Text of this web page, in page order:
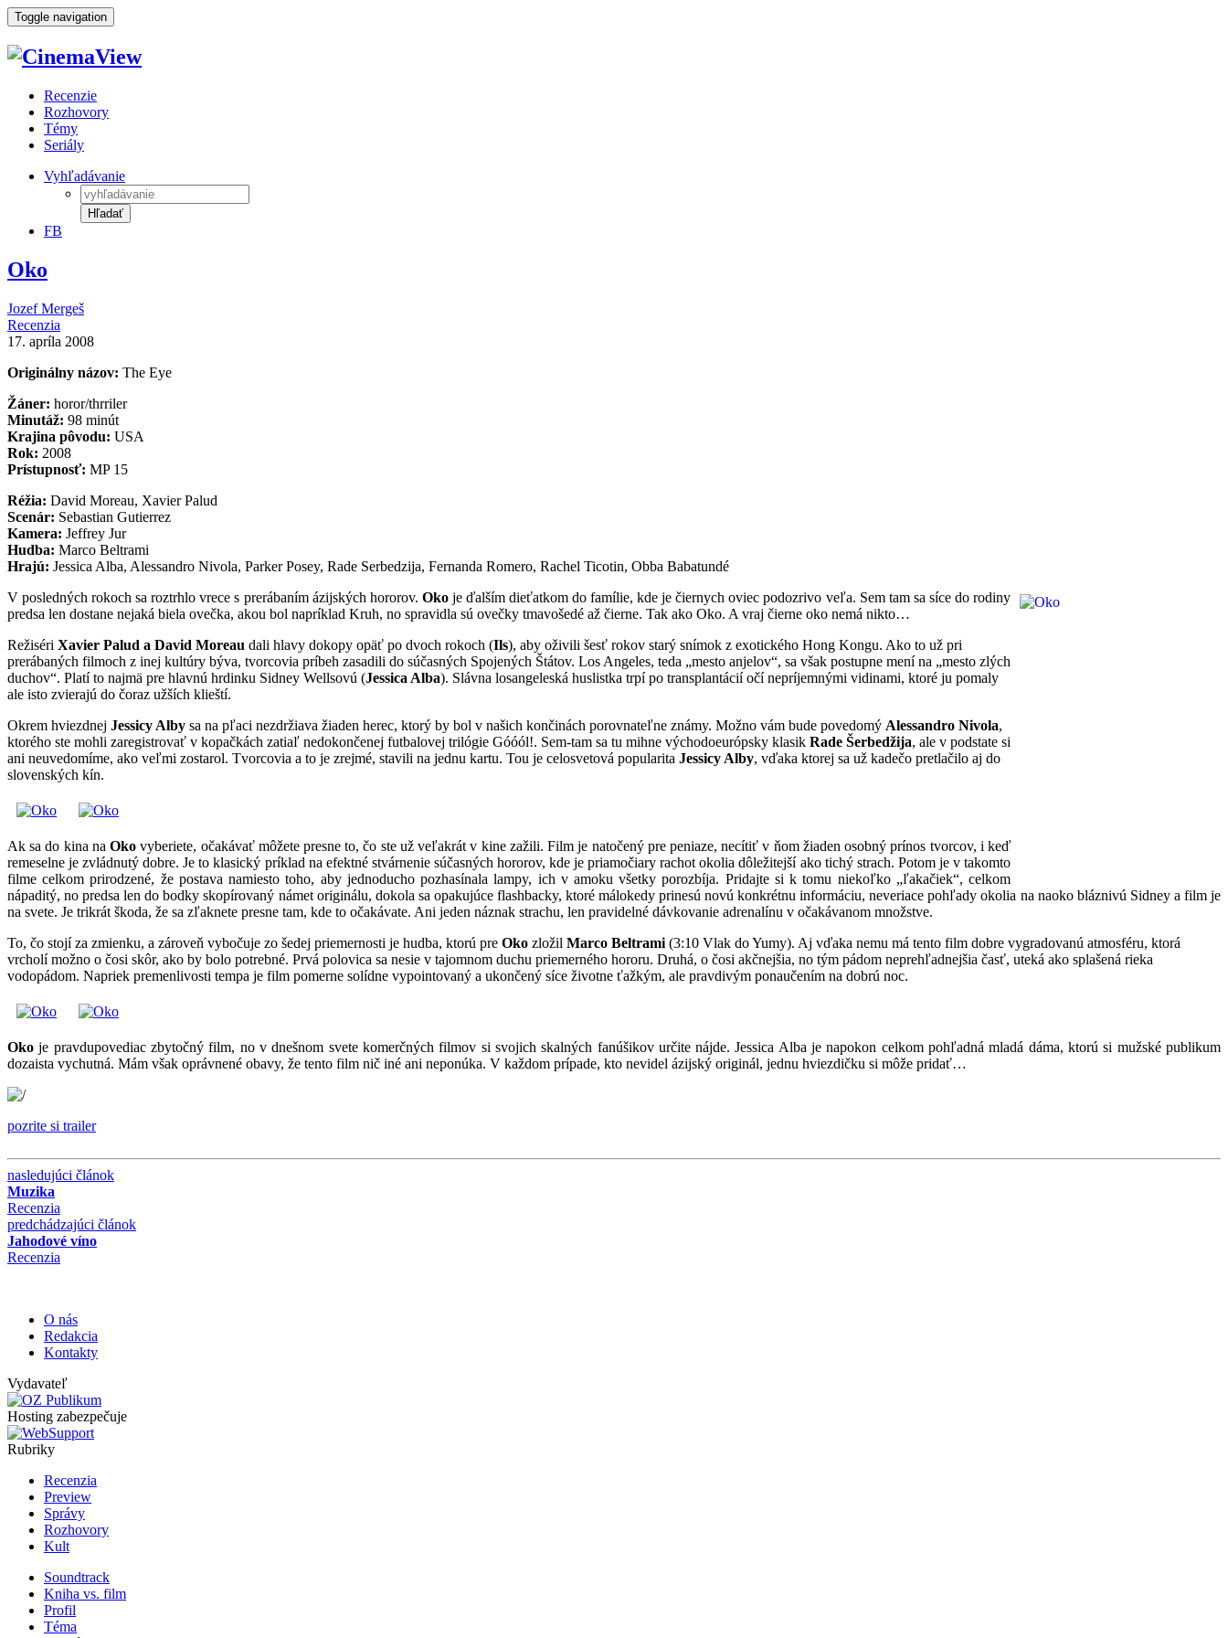
Toggle navigation
Recenzie
Rozhovory
Témy
Seriály
Vyhľadávanie
Hľadať
FB
Oko
Jozef Mergeš
Recenzia
17. apríla 2008
Originálny názov: The Eye
Žáner: horor/thrriler
Minutáž: 98 minút
Krajina pôvodu: USA
Rok: 2008
Prístupnosť: MP 15
Réžia: David Moreau, Xavier Palud
Scenár: Sebastian Gutierrez
Kamera: Jeffrey Jur
Hudba: Marco Beltrami
Hrajú: Jessica Alba, Alessandro Nivola, Parker Posey, Rade Serbedzija, Fernanda Romero, Rachel Ticotin, Obba Babatundé
V posledných rokoch sa roztrhlo vrece s prerábaním ázijských hororov. Okoje ďalším dieťatkom do famílie, kde je čiernych oviec podozrivo veľa. Sem tam sa síce do rodiny
predsa len dostane nejaká biela ovečka, akou bol napríklad Kruh, no spravidla sú ovečky tmavošedé až čierne. Tak ako Oko. A vraj čierne oko nemá nikto…
Režiséri Xavier Palud a David Moreau dali hlavy dokopy opäť po dvoch rokoch (Ils), aby oživili šesť rokov starý snímok z exotického Hong Kongu. Ako to už pri
prerábaných filmoch z inej kultúry býva, tvorcovia príbeh zasadili do súčasných Spojených Štátov. Los Angeles, teda „mesto anjelov“, sa však postupne mení na „mesto zlých
duchov“. Platí to najmä pre hlavnú hrdinku Sidney Wellsovú (Jessica Alba). Slávna losangeleská huslistka trpí po transplantácií očí nepríjemnými vidinami, ktoré ju pomaly
ale isto zvierajú do čoraz užších klieští.
Okrem hviezdnej Jessicy Alby sa na pľaci nezdržiava žiaden herec, ktorý by bol v našich končinách porovnateľne známy. Možno vám bude povedomý Alessandro Nivola,
ktorého ste mohli zaregistrovať v kopačkách zatiaľ nedokončenej futbalovej trilógie Góóól!. Sem-tam sa tu mihne východoeurópsky klasik Rade Šerbedžija, ale v podstate si
ani neuvedomíme, ako veľmi zostarol. Tvorcovia a to je zrejmé, stavili na jednu kartu. Tou je celosvetová popularita Jessicy Alby, vďaka ktorej sa už kadečo pretlačilo aj do
slovenských kín.
Ak sa do kina naOko vyberiete, očakávať môžete presne to, čo ste už veľakrát v kine zažili. Film je natočený pre peniaze, necítiť v ňom žiaden osobný prínos tvorcov, i keď
remeselne je zvládnutý dobre. Je to klasický príklad na efektné stvárnenie súčasných hororov, kde je priamočiary rachot okolia dôležitejší ako tichý strach. Potom je v takomto
filme celkom prirodzené, že postava namiesto toho, aby jednoducho pozhasínala lampy, ich v amoku všetky porozbíja. Pridajte si k tomu niekoľko „ľakačiek“, celkom
nápaditý, no predsa len do bodky skopírovaný námet originálu, dokola sa opakujúce flashbacky, ktoré málokedy prinesú novú konkrétnu informáciu, neveriace pohľady okolia na naoko bláznivú Sidney a film je
na svete. Je trikrát škoda, že sa zľaknete presne tam, kde to očakávate. Ani jeden náznak strachu, len pravidelné dávkovanie adrenalínu v očakávanom množstve.
To, čo stojí za zmienku, a zároveň vybočuje zo šedej priemernosti je hudba, ktorú pre Oko zložil Marco Beltrami (3:10 Vlak do Yumy). Aj vďaka nemu má tento film dobre vygradovanú atmosféru, ktorá
vrcholí možno o čosi skôr, ako by bolo potrebné. Prvá polovica sa nesie v tajomnom duchu priemerného hororu. Druhá, o čosi akčnejšia, no tým pádom neprehľadnejšia časť, uteká ako splašená rieka
vodopádom. Napriek premenlivosti tempa je film pomerne solídne vypointovaný a ukončený síce životne ťažkým, ale pravdivým ponaučením na dobrú noc.
Oko je pravdupovediac zbytočný film, no v dnešnom svete komerčných filmov si svojich skalných fanúšikov určite nájde. Jessica Alba je napokon celkom pohľadná mladá dáma, ktorú si mužské publikum
dozaista vychutná. Mám však oprávnené obavy, že tento film nič iné ani neponúka. V každom prípade, kto nevidel ázijský originál, jednu hviezdičku si môže pridať…
pozrite si trailer
nasledujúci článok
Muzika
Recenzia
predchádzajúci článok
Jahodové víno
Recenzia
O nás
Redakcia
Kontakty
Vydavateľ
Hosting zabezpečuje
Rubriky
Recenzia
Preview
Správy
Rozhovory
Kult
Soundtrack
Kniha vs. film
Profil
Téma